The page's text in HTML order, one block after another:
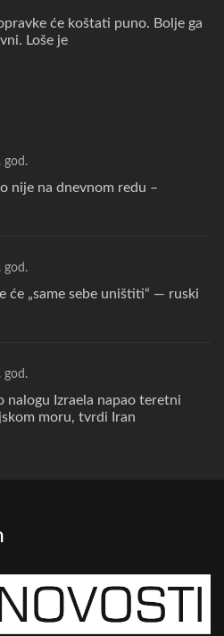
će koštati puno. Bolje ga
Loše je
god.
nije na dnevnom redu –
god.
će „same sebe uništiti“ — ruski
god.
nalogu Izraela napao teretni
moru, tvrdi Iran